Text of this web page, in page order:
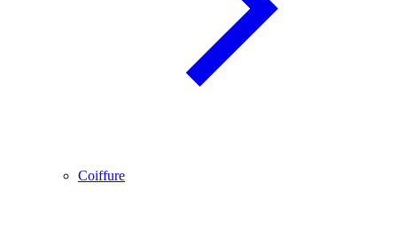
Coiffure